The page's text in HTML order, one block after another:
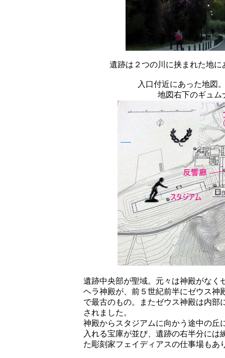
遺跡は２つの川に挟まれた地
入口付近にあった地図
地図右下のギュム
遺跡中央部が聖域。元々は神殿がなく
ヘラ神殿が、前５世紀前半にゼウス神
で最古のもの。またゼウス神殿は内部
されました。
神殿からスタジアムに向かう途中の丘
入れる宝庫が並び、遺跡の右半分に
た彫刻家フェイディアスの仕事場もあ